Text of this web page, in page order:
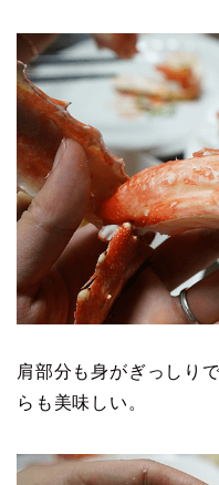
肩部分も身がぎっしり
らも美味しい。